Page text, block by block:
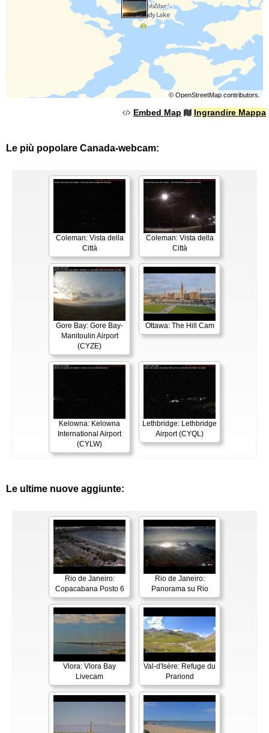
© OpenStreetMapcontributors.
Embed Map Ingrandire Mappa
Le più popolare Canada-webcam:
Coleman: Vista della
Città
Coleman: Vista della
Città
Gore Bay: Gore Bay-
Manitoulin Airport
(CYZE)
Ottawa: The Hill Cam
Kelowna: Kelowna
International Airport
(CYLW)
Lethbridge: Lethbridge
Airport (CYQL)
Le ultime nuove aggiunte:
Rio de Janeiro:
Copacabana Posto 6
Rio de Janeiro:
Panorama su Rio
Vlora: Vlora Bay
Livecam
Val-d'Isère: Refuge du
Prariond